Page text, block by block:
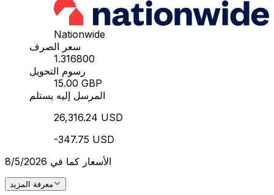
Nationwide
سعر الصرف
1.316800
رسوم التحويل
15.00 GBP
المرسل إليه يستلم
26,316.24 USD
-347.75 USD
الأسعار كما في 8/5/2026
معرفة المزيد